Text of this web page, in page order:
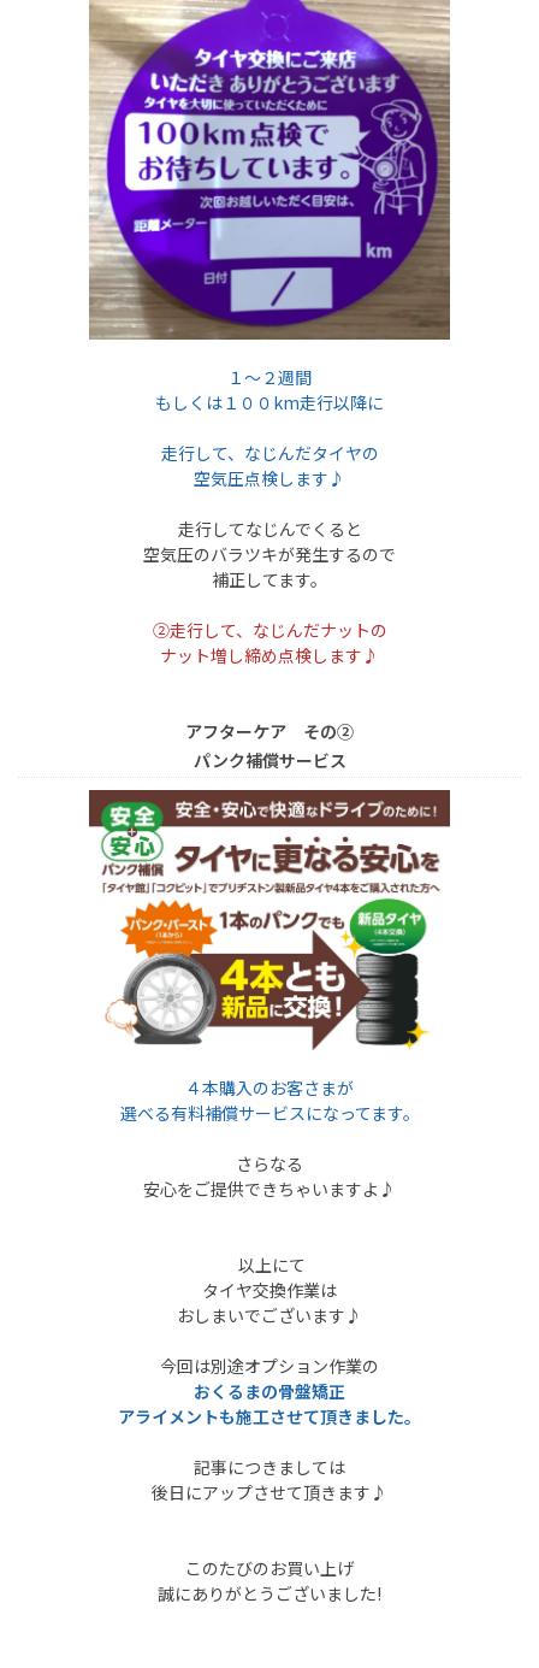
１～２週間
もしくは１００km走行以降に
走行して、なじんだタイヤの
空気圧点検します♪
走行してなじんでくると
空気圧のバラツキが発生するので
補正してます。
②走行して、なじんだナットの
ナット増し締め点検します♪
アフターケア その②
パンク補償サービス
４本購入のお客さまが
選べる有料補償サービスになってます。
さらなる
安心をご提供できちゃいますよ♪
以上にて
タイヤ交換作業は
おしまいでございます♪
今回は別途オプション作業の
おくるまの骨盤矯正
アライメントも施工させて頂きました。
記事につきましては
後日にアップさせて頂きます♪
このたびのお買い上げ
誠にありがとうございました!